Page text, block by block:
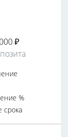
₽
%
срока